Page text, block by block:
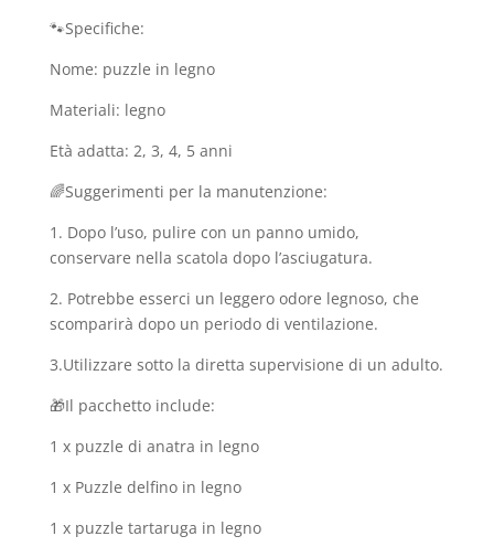
🐾Specifiche:
Nome: puzzle in legno
Materiali: legno
Età adatta: 2, 3, 4, 5 anni
🌈Suggerimenti per la manutenzione:
1. Dopo l’uso, pulire con un panno umido,
conservare nella scatola dopo l’asciugatura.
2. Potrebbe esserci un leggero odore legnoso, che
scomparirà dopo un periodo di ventilazione.
3.Utilizzare sotto la diretta supervisione di un adulto.
🎁Il pacchetto include:
1 x puzzle di anatra in legno
1 x Puzzle delfino in legno
1 x puzzle tartaruga in legno